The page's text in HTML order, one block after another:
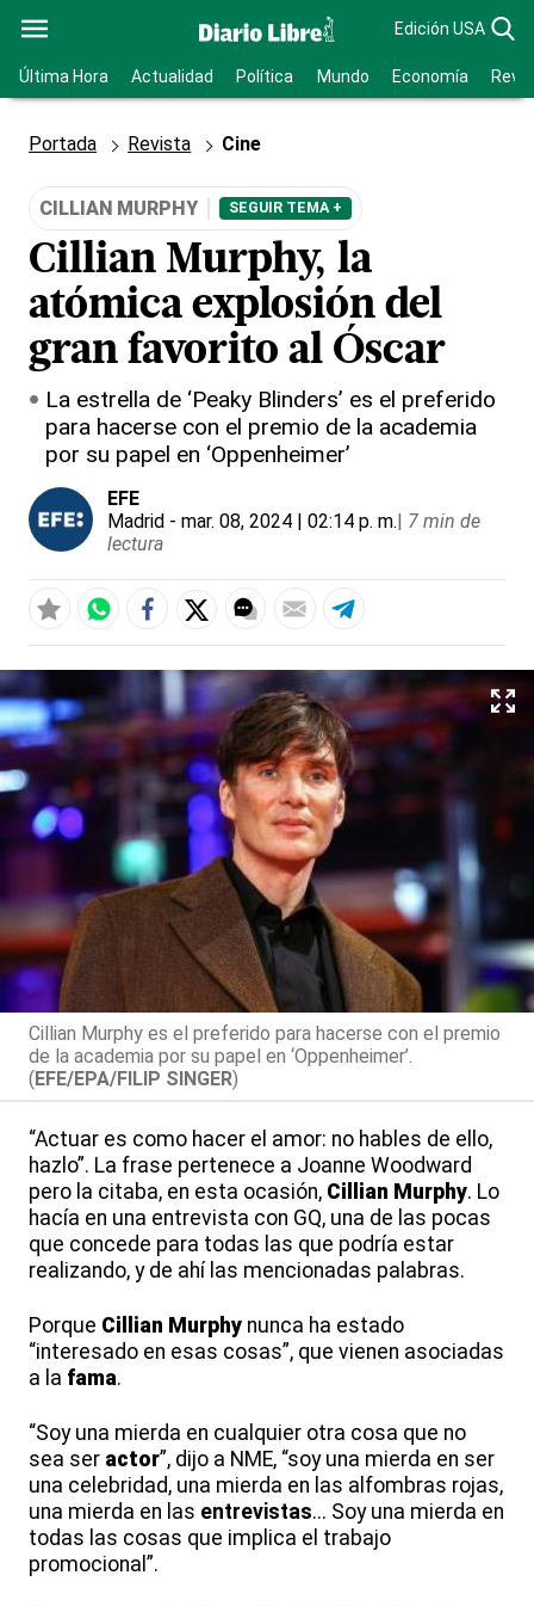
Edición USA
Última Hora Actualidad Política Mundo Economía
Portada Revista Cine
CILLIAN MURPHY SEGUIR TEMA +
Cillian Murphy, la
atómica explosión del
gran favorito al Óscar
La estrella de ‘Peaky Blinders’ es el preferido
para hacerse con el premio de la academia
por su papel en ‘Oppenheimer’
EFE
Madrid - mar. 08, 2024 | 02:14 p. m.| 7 min de
lectura
Cillian Murphy es el preferido para hacerse con el premio
de la academia por su papel en ‘Oppenheimer’.
(EFE/EPA/FILIP SINGER)
“Actuar es como hacer el amor: no hables de ello,
hazlo”. La frase pertenece a Joanne Woodward
pero la citaba, en esta ocasión, Cillian Murphy. Lo
hacía en una entrevista con GQ, una de las pocas
que concede para todas las que podría estar
realizando, y de ahí las mencionadas palabras.
Porque Cillian Murphy nunca ha estado
“interesado en esas cosas”, que vienen asociadas
a la fama.
“Soy una mierda en cualquier otra cosa que no
sea ser actor”, dijo a NME, “soy una mierda en ser
una celebridad, una mierda en las alfombras rojas,
una mierda en las entrevistas... Soy una mierda en
todas las cosas que implica el trabajo
promocional”.